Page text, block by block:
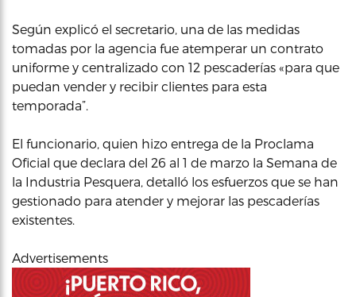
Según explicó el secretario, una de las medidas
tomadas por la agencia fue atemperar un contrato
uniforme y centralizado con 12 pescaderías «para que
puedan vender y recibir clientes para esta
temporada”.
El funcionario, quien hizo entrega de la Proclama
Oficial que declara del 26 al 1 de marzo la Semana de
la Industria Pesquera, detalló los esfuerzos que se han
gestionado para atender y mejorar las pescaderías
existentes.
Advertisements